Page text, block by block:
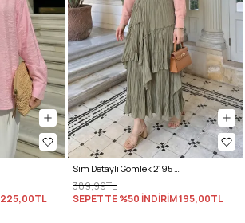
225,00TL
Sim Detaylı Gömlek 2195 - SOMON
389,99TL
SEPETTE %50 İNDİRİM195,00TL